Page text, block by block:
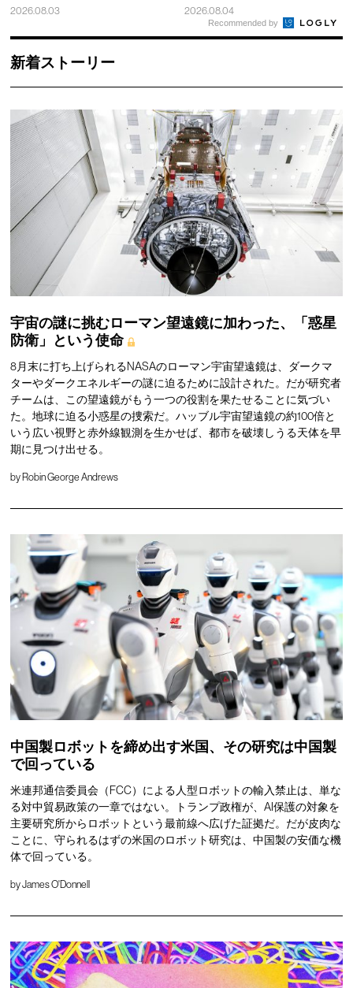
2026.08.03 2026.08.04
Recommended by
新着ストーリー
宇宙の謎に挑むローマン望遠鏡に加わった、「惑星
防衛」という使命
8月末に打ち上げられるNASAのローマン宇宙望遠鏡は、ダークマ
ターやダークエネルギーの謎に迫るために設計された。だが研究者
チームは、この望遠鏡がもう一つの役割を果たせることに気づい
た。地球に迫る小惑星の捜索だ。ハッブル宇宙望遠鏡の約100倍と
いう広い視野と赤外線観測を生かせば、都市を破壊しうる天体を早
期に見つけ出せる。
byRobin George Andrews
中国製ロボットを締め出す米国、その研究は中国製
で回っている
米連邦通信委員会（FCC）による人型ロボットの輸入禁止は、単な
る対中貿易政策の一章ではない。トランプ政権が、AI保護の対象を
主要研究所からロボットという最前線へ広げた証拠だ。だが皮肉な
ことに、守られるはずの米国のロボット研究は、中国製の安価な機
体で回っている。
byJames O'Donnell